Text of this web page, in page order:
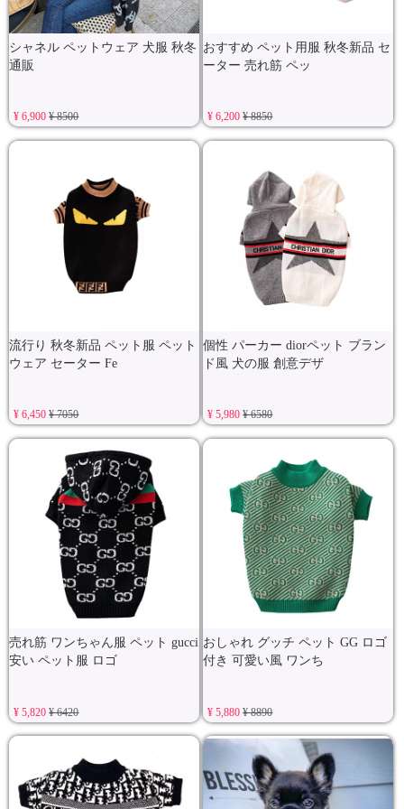
シャネル ペットウェア 犬服 秋冬
通販
¥ 6,900¥ 8500
おすすめ ペット用服 秋冬新品 セ
ーター 売れ筋 ペッ
¥ 6,200¥ 8850
流行り 秋冬新品 ペット服 ペット
ウェア セーター Fe
¥ 6,450¥ 7050
個性 パーカー diorペット ブラン
ド風 犬の服 創意デザ
¥ 5,980¥ 6580
売れ筋 ワンちゃん服 ペット gucci
安い ペット服 ロゴ
¥ 5,820¥ 6420
おしゃれ グッチ ペット GG ロゴ
付き 可愛い風 ワンち
¥ 5,880¥ 8890